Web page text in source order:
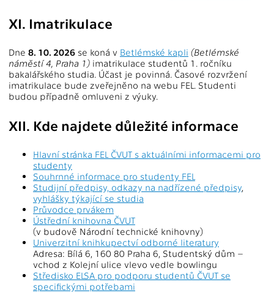
XI. Imatrikulace
Dne 8. 10. 2026 se koná v Betlémské kapli (Betlémské
náměstí 4, Praha 1) imatrikulace studentů 1. ročníku
bakalářského studia. Účast je povinná. Časové rozvržení
imatrikulace bude zveřejněno na webu FEL. Studenti
budou případně omluveni z výuky.
XII. Kde najdete důležité informace
Hlavní stránka FEL ČVUT s aktuálními informacemi pro
studenty
Souhrnné informace pro studenty FEL
Studijní předpisy, odkazy na nadřízené předpisy,
vyhlášky týkající se studia
Průvodce prvákem
Ústřední knihovna ČVUT
(v budově Národní technické knihovny)
Univerzitní knihkupectví odborné literatury
Adresa: Bílá 6, 160 80 Praha 6, Studentský dům –
vchod z Kolejní ulice vlevo vedle bowlingu
Středisko ELSA pro podporu studentů ČVUT se
specifickými potřebami